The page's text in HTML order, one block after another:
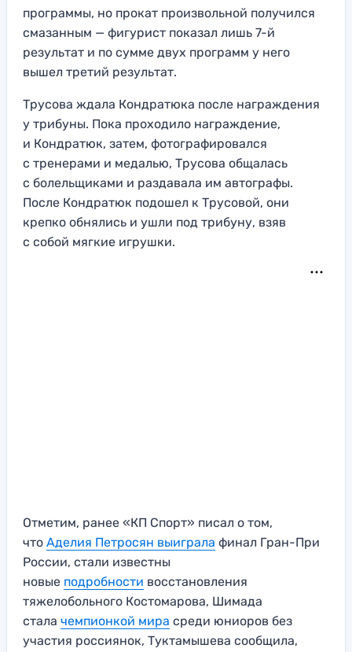
программы, но прокат произвольной получился
смазанным — фигурист показал лишь 7-й
результат и по сумме двух программ у него
вышел третий результат.
Трусова ждала Кондратюка после награждения
у трибуны. Пока проходило награждение,
и Кондратюк, затем, фотографировался
с тренерами и медалью, Трусова общалась
с болельщиками и раздавала им автографы.
После Кондратюк подошел к Трусовой, они
крепко обнялись и ушли под трибуну, взяв
с собой мягкие игрушки.
Отметим, ранее «КП Спорт» писал о том,
что Аделия Петросян выиграла финал Гран-При
России, стали известны
новые подробности восстановления
тяжелобольного Костомарова, Шимада
стала чемпионкой мира среди юниоров без
участия россиянок, Туктамышева сообщила,